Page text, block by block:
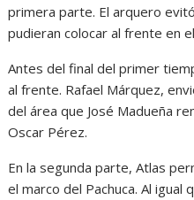
primera parte. El arquero
pudieran colocar al frente en
Antes del final del primer
al frente. Rafael Márquez,
del área que José Madueña
Oscar Pérez.
En la segunda parte, Atlas
el marco del Pachuca. Al igual